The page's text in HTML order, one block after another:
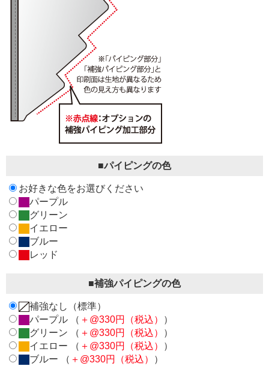
■パイピングの色
お好きな色をお選びください
パープル
グリーン
イエロー
ブルー
レッド
■補強パイピングの色
補強なし（標準）
パープル （ ＋@330円（税込）
）
グリーン （ ＋@330円（税込）
）
イエロー （ ＋@330円（税込）
）
ブルー （ ＋@330円（税込）
）